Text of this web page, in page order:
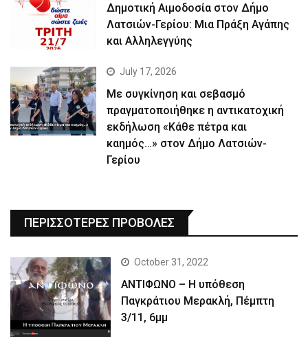
Δημοτική Αιμοδοσία στον Δήμο
Λατσιών-Γερίου: Μια Πράξη Αγάπης
και Αλληλεγγύης
July 17, 2026
Με συγκίνηση και σεβασμό
πραγματοποιήθηκε η αντικατοχική
εκδήλωση «Κάθε πέτρα και
καημός…» στον Δήμο Λατσιών-
Γερίου
ΠΕΡΙΣΣΟΤΕΡΕΣ ΠΡΟΒΟΛΕΣ
October 31, 2022
ΑΝΤΙΦΩΝΟ – Η υπόθεση
Παγκράτιου Μερακλή, Πέμπτη
3/11, 6μμ